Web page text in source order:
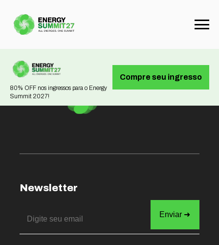
80% OFF nos ingressos para o Energy
Summit 2027!
Compre seu ingresso
Not found
Newsletter